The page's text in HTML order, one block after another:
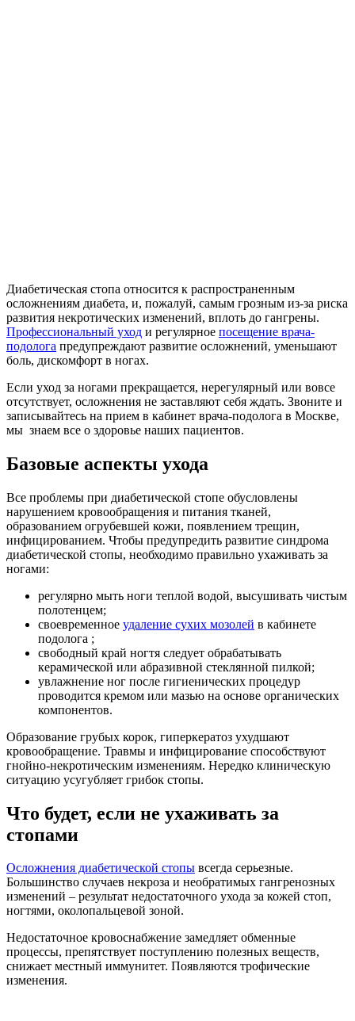
Диабетическая стопа относится к распространенным
осложнениям диабета, и, пожалуй, самым грозным из-за риска
развития некротических изменений, вплоть до гангрены.
Профессиональный уход и регулярное посещение врача-
подолога предупреждают развитие осложнений, уменьшают
боль, дискомфорт в ногах.
Если уход за ногами прекращается, нерегулярный или вовсе
отсутствует, осложнения не заставляют себя ждать. Звоните и
записывайтесь на прием в кабинет врача-подолога в Москве,
мы знаем все о здоровье наших пациентов.
Базовые аспекты ухода
Все проблемы при диабетической стопе обусловлены
нарушением кровообращения и питания тканей,
образованием огрубевшей кожи, появлением трещин,
инфицированием. Чтобы предупредить развитие синдрома
диабетической стопы, необходимо правильно ухаживать за
ногами:
регулярно мыть ноги теплой водой, высушивать чистым
полотенцем;
своевременное удаление сухих мозолей в кабинете
подолога ;
свободный край ногтя следует обрабатывать
керамической или абразивной стеклянной пилкой;
увлажнение ног после гигиенических процедур
проводится кремом или мазью на основе органических
компонентов.
Образование грубых корок, гиперкератоз ухудшают
кровообращение. Травмы и инфицирование способствуют
гнойно-некротическим изменениям. Нередко клиническую
ситуацию усугубляет грибок стопы.
Что будет, если не ухаживать за
стопами
Осложнения диабетической стопы всегда серьезные.
Большинство случаев некроза и необратимых гангренозных
изменений – результат недостаточного ухода за кожей стоп,
ногтями, околопальцевой зоной.
Недостаточное кровоснабжение замедляет обменные
процессы, препятствует поступлению полезных веществ,
снижает местный иммунитет. Появляются трофические
изменения.